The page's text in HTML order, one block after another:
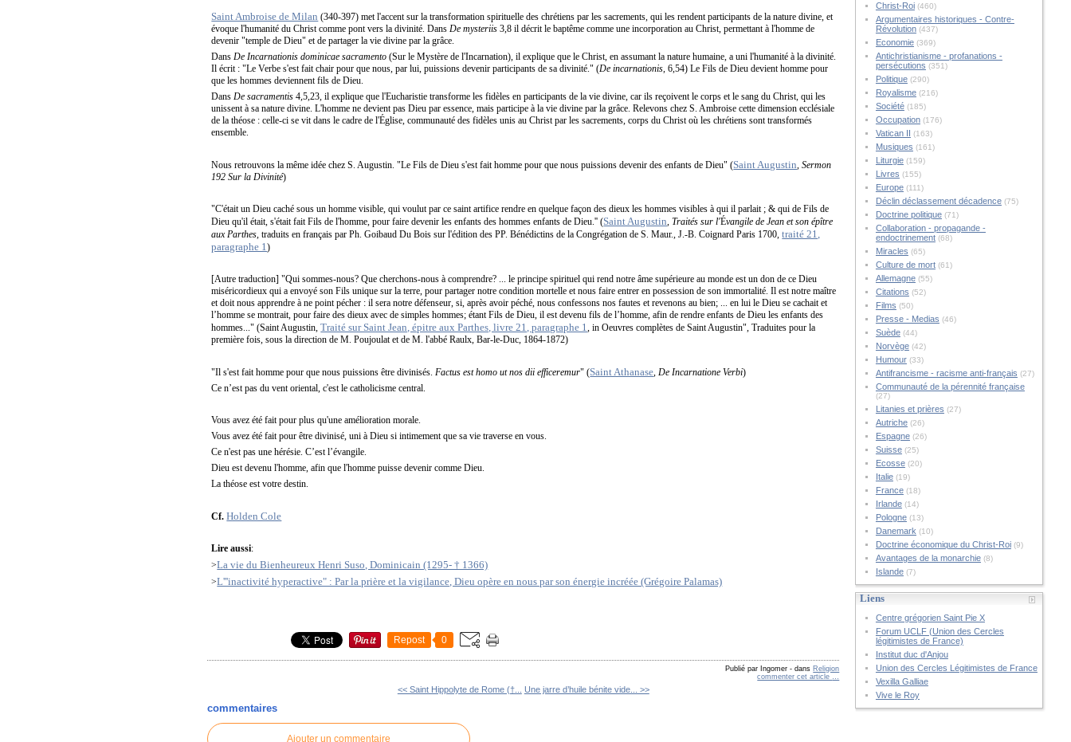
Saint Ambroise de Milan (340-397) met l'accent sur la transformation spirituelle des chrétiens par les sacrements, qui les rendent participants de la nature divine, et
évoque l'humanité du Christ comme pont vers la divinité. Dans De mysteriis3,8 il décrit le baptême comme une incorporation au Christ, permettant à l'homme de
devenir "temple de Dieu" et de partager la vie divine par la grâce.
Dans De Incarnationis dominicae sacramento (Sur le Mystère de l'Incarnation), il explique que le Christ, en assumant la nature humaine, a uni l'humanité à la divinité.
Il écrit : "Le Verbe s'est fait chair pour que nous, par lui, puissions devenir participants de sa divinité." (De incarnationis , 6,54) Le Fils de Dieu devient homme pour
que les hommes deviennent fils de Dieu.
Dans De sacramentis 4,5,23, il explique que l'Eucharistie transforme les fidèles en participants de la vie divine, car ils reçoivent le corps et le sang du Christ, qui les
unissent à sa nature divine. L'homme ne devient pas Dieu par essence, mais participe à la vie divine par la grâce. Relevons chez S. Ambroise cette dimension ecclésiale
de la théose : celle-ci se vit dans le cadre de l'Église, communauté des fidèles unis au Christ par les sacrements, corps du Christ où les chrétiens sont transformés
ensemble.
Nous retrouvons la même idée chez S. Augustin. "Le Fils de Dieu s'est fait homme pour que nous puissions devenir des enfants de Dieu" (Saint Augustin ,Sermon
192 Sur la Divinité)
"C'était un Dieu caché sous un homme visible, qui voulut par ce saint artifice rendre en quelque façon des dieux les hommes visibles à qui il parlait ; & qui de Fils de
Dieu qu'il était, s'était fait Fils de l'homme, pour faire devenir les enfants des hommes enfants de Dieu.'' (Saint Augustin ,Traités sur l'Évangile de Jean et son épître
aux Parthes , traduits en français par Ph. Goibaud Du Bois sur l'édition des PP. Bénédictins de la Congrégation de S. Maur., J.-B. Coignard Paris 1700,traité 21,
paragraphe 1)
[Autre traduction] "Qui sommes-nous? Que cherchons-nous à comprendre? ... le principe spirituel qui rend notre âme supérieure au monde est un don de ce Dieu
miséricordieux qui a envoyé son Fils unique sur la terre, pour partager notre condition mortelle et nous faire entrer en possession de son immortalité. Il est notre maître
et doit nous apprendre à ne point pécher : il sera notre défenseur, si, après avoir péché, nous confessons nos fautes et revenons au bien; ... en lui le Dieu se cachait et
l’homme se montrait, pour faire des dieux avec de simples hommes; étant Fils de Dieu, il est devenu fils de l’homme, afin de rendre enfants de Dieu les enfants des
hommes..." (Saint Augustin,Traité sur Saint Jean, épitre aux Parthes, livre 21, paragraphe 1
, in Oeuvres complètes de Saint Augustin", Traduites pour la
première fois, sous la direction de M. Poujoulat et de M. l'abbé Raulx, Bar-le-Duc, 1864-1872)
"Il s'est fait homme pour que nous puissions être divinisés. Factus est homo ut nos dii efficeremur" (Saint Athanase De Incarnatione Verbi)
Ce n’est pas du vent oriental, c'est le catholicisme central.
Vous avez été fait pour plus qu'une amélioration morale.
Vous avez été fait pour être divinisé, uni à Dieu si intimement que sa vie traverse en vous.
Ce n'est pas une hérésie. C’est l’évangile.
Dieu est devenu l'homme, afin que l'homme puisse devenir comme Dieu.
La théose est votre destin.
Cf. Holden Cole
Lire aussi:
>La vie du Bienheureux Henri Suso, Dominicain (1295- † 1366)
>L'''inactivité hyperactive" : Par la prière et la vigilance, Dieu opère en nous par son énergie incréée (Grégoire Palamas)
Repost 0
Publié par Ingomer - dans Religion
commenter cet article
<< Saint Hippolyte de Rome (†... Une jarre d’huile bénite vide... >>
commentaires
Ajouter un commentaire
Christ-Roi(460)
Argumentaires historiques - Contre-
Révolution(437)
Economie(369)
Antichristianisme - profanations -
persécutions (351)
Politique(290)
Royalisme(216)
Société(185)
Occupation(176)
Vatican II (163)
Musiques (161)
Liturgie(159)
Livres (155)
Europe(111)
Déclin déclassement décadence(75)
Doctrine politique(71)
Collaboration - propagande -
endoctrinement(68)
Miracles (65)
Culture de mort(61)
Allemagne(55)
Citations (52)
Films (50)
Presse - Medias (46)
Suède(44)
Norvège(42)
Humour(33)
Antifrancisme - racisme anti-français (27)
Communauté de la pérennité française
(27)
Litanies et prières (27)
Autriche(26)
Espagne(26)
Suisse(25)
Ecosse(20)
Italie(19)
France(18)
Irlande(14)
Pologne(13)
Danemark (10)
Doctrine économique du Christ-Roi(9)
Avantages de la monarchie(8)
Islande(7)
Liens
Centre grégorien Saint Pie X
Forum UCLF (Union des Cercles
légitimistes de France)
Institut duc d'Anjou
Union des Cercles Légitimistes de France
Vexilla Galliae
Vive le Roy